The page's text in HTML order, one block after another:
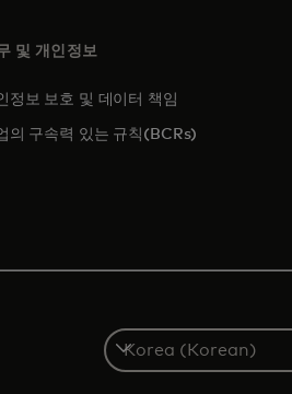
및 개인정보
정보 보호 및 데이터 책임
의 구속력 있는 규칙(BCRs)
S
e